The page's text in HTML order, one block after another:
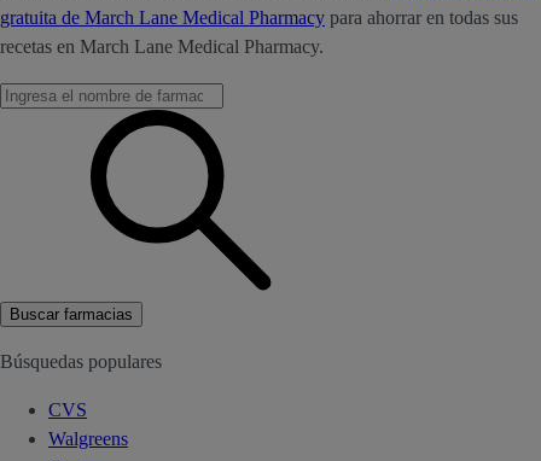
gratuita de March Lane Medical Pharmacy para ahorrar en todas sus
recetas en March Lane Medical Pharmacy.
Buscar farmacias
Búsquedas populares
CVS
Walgreens